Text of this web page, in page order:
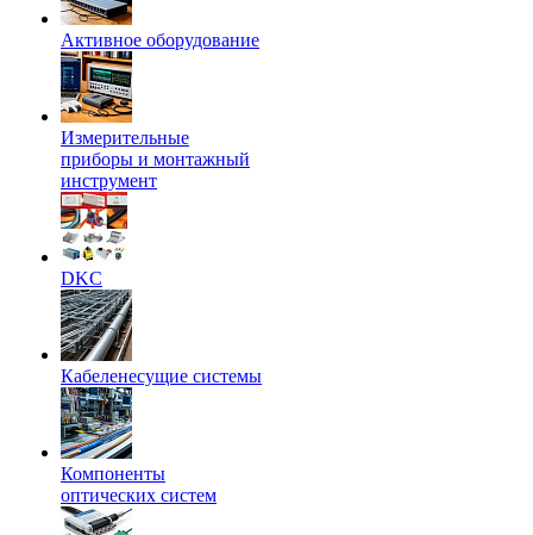
Активное оборудование
Измерительные
приборы и монтажный
инструмент
DKC
Кабеленесущие системы
Компоненты
оптических систем